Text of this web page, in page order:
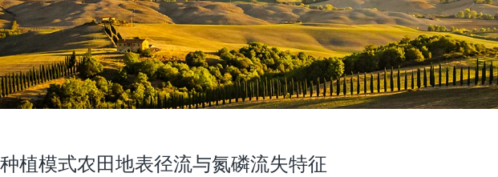
植模式农田地表径流与氮磷流失特征